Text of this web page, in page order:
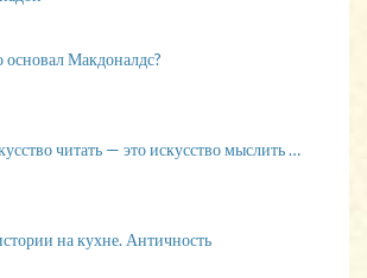
основал Макдоналдс?
читать — это искусство мыслить …
на кухне. Античность